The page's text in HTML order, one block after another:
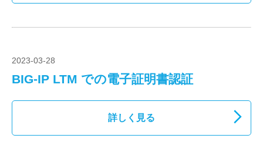
2023-03-28
BIG-IP LTM での電子証明書認証
詳しく見る